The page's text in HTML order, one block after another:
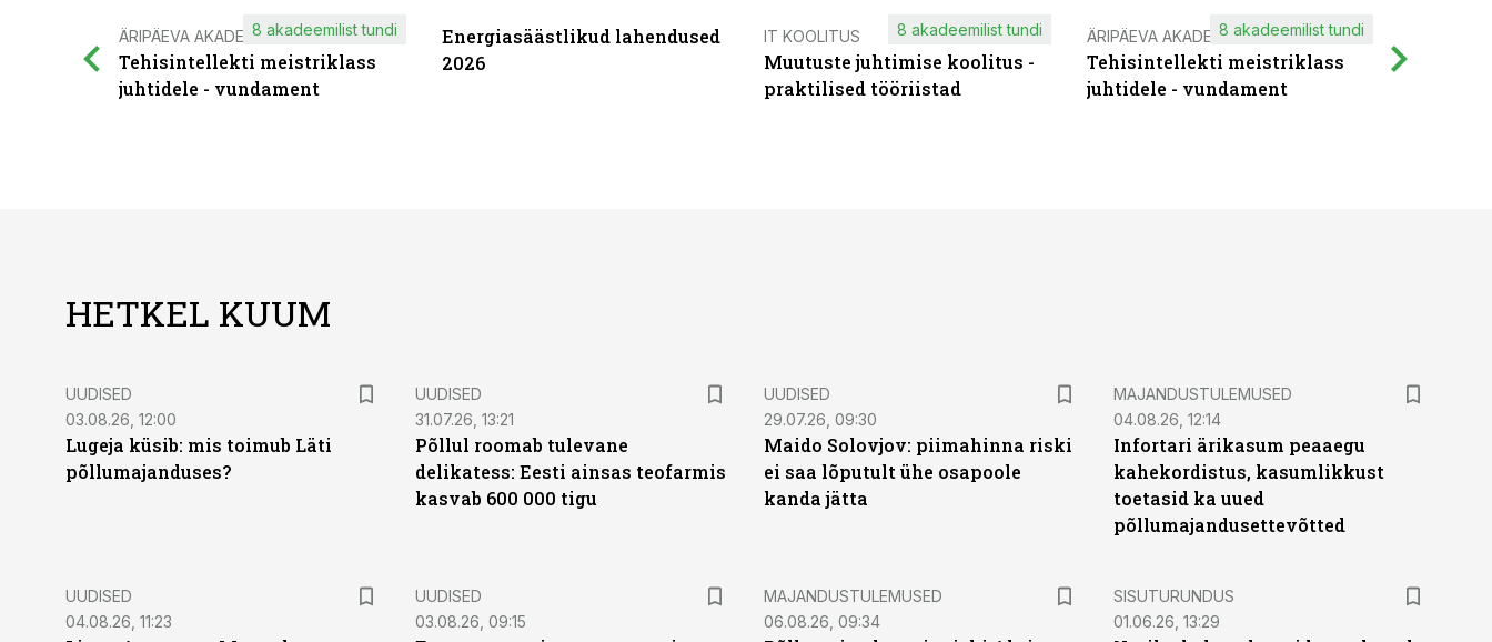
ÄRIPÄEVA AKADEEMIA
Tehisintellekti meistriklass
juhtidele - vundament
8 akadeemilist tundi
Energiasäästlikud lahendused
2026
IT KOOLITUS
Muutuste juhtimise koolitus -
praktilised tööriistad
8 akadeemilist tundi ÄRIPÄEVA AKADEEMIA
Tehisintellekti meistriklass
juhtidele - vundament
8 akadeemilist tundi
HETKEL KUUM
UUDISED
03.08.26, 12:00
Lugeja küsib: mis toimub Läti
põllumajanduses?
UUDISED
31.07.26, 13:21
Põllul roomab tulevane
delikatess: Eesti ainsas teofarmis
kasvab 600 000 tigu
UUDISED
29.07.26, 09:30
Maido Solovjov: piimahinna riski
ei saa lõputult ühe osapoole
kanda jätta
MAJANDUSTULEMUSED
04.08.26, 12:14
Infortari ärikasum peaaegu
kahekordistus, kasumlikkust
toetasid ka uued
põllumajandusettevõtted
UUDISED
04.08.26, 11:23
UUDISED
03.08.26, 09:15
MAJANDUSTULEMUSED
06.08.26, 09:34
ST
SISUTURUNDUS
01.06.26, 13:29